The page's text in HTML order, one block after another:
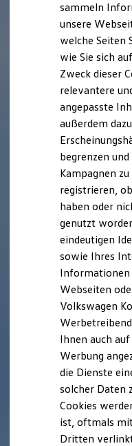
Fleet
Multistop
Übersicht
Digitales
XTL-
Ersatzteile
Original
myVolkswagen
myVolkswagen
Elektrisch & Autonom
Elektro - &
Unser
Reichweite &
Förderung &
Autonomes
Mehr zum ID.
California Welt
California Club
California
sammeln
unsere
welche Seiten
wie Sie sich
Zweck dieser
relevantere
angepasste
außerdem
begrenzen
Kampagnen
registrieren,
haben oder
genutzt
eindeutigen
sowie Ihres
Informationen
Webseiten
Volkswagen
Ihnen auch
Werbung
die Dienste
solcher Daten
Cookies
ist, oftmals
Dritten